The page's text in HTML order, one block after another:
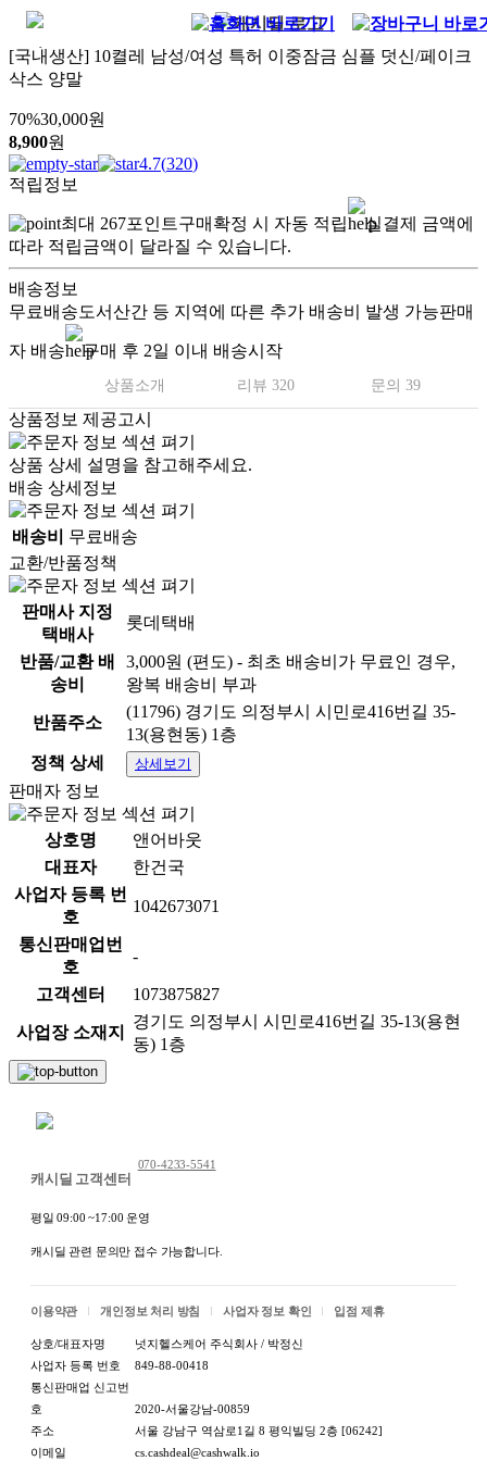
[국내생산] 10켤레 남성/여성 특허 이중잠금 심플 덧신/페이크
삭스 양말
70%30,000원
8,900원
4.7(320)
적립정보
최대 267포인트구매확정 시 자동 적립
실결제 금액에
따라 적립금액이 달라질 수 있습니다.
배송정보
무료배송도서산간 등 지역에 따른 추가 배송비 발생 가능판매
자 배송 구매 후 2일 이내 배송시작
상품소개 리뷰 320 문의 39
상품정보 제공고시
상품 상세 설명을 참고해주세요.
배송 상세정보
배송비
무료배송
교환/반품정책
판매사 지정
택배사
롯데택배
반품/교환 배
송비
3,000원 (편도) - 최초 배송비가 무료인 경우,
왕복 배송비 부과
반품주소
(11796) 경기도 의정부시 시민로416번길 35-
13(용현동) 1층
정책 상세
상세보기
판매자 정보
상호명
앤어바웃
대표자
한건국
사업자 등록 번
호
1042673071
통신판매업번
호
-
고객센터 1073875827
사업장 소재지
경기도 의정부시 시민로416번길 35-13(용현
동) 1층
캐시딜 고객센터
070-4233-5541
평일 09:00 ~17:00 운영
캐시딜 관련 문의만 접수 가능합니다.
이용약관 개인정보 처리 방침 사업자 정보 확인 입점 제휴
상호/대표자명
넛지헬스케어 주식회사 / 박정신
사업자 등록 번호
849-88-00418
통신판매업 신고번
호
2020-서울강남-00859
주소
서울 강남구 역삼로1길 8 평익빌딩 2층 [06242]
이메일
cs.cashdeal@cashwalk.io